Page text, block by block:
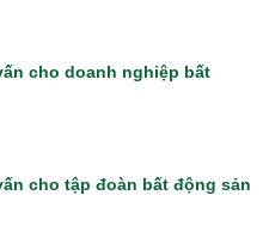
cho doanh nghiệp bất
cho tập đoàn bất động sản